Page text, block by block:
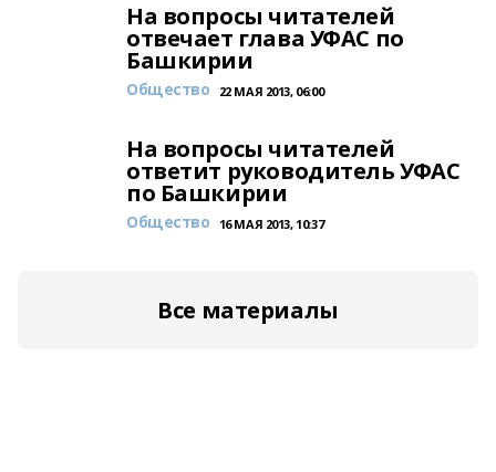
На вопросы читателей
отвечает глава УФАС по
Башкирии
Общество 22 МАЯ 2013, 06:00
На вопросы читателей
ответит руководитель УФАС
по Башкирии
Общество 16 МАЯ 2013, 10:37
Все материалы